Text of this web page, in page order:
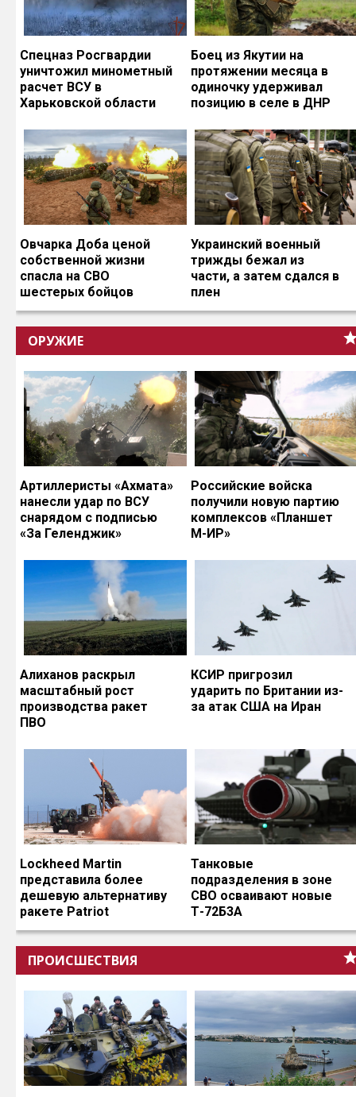
Спецназ Росгвардии
уничтожил минометный
расчет ВСУ в
Харьковской области
Боец из Якутии на
протяжении месяца в
одиночку удерживал
позицию в селе в ДНР
Овчарка Доба ценой
собственной жизни
спасла на СВО
шестерых бойцов
Украинский военный
трижды бежал из
части, а затем сдался в
плен
ОРУЖИЕ
Артиллеристы «Ахмата»
нанесли удар по ВСУ
снарядом с подписью
«За Геленджик»
Российские войска
получили новую партию
комплексов «Планшет
М-ИР»
Алиханов раскрыл
масштабный рост
производства ракет
ПВО
КСИР пригрозил
ударить по Британии из-
за атак США на Иран
Lockheed Martin
представила более
дешевую альтернативу
ракете Patriot
Танковые
подразделения в зоне
СВО осваивают новые
Т-72Б3А
ПРОИСШЕСТВИЯ